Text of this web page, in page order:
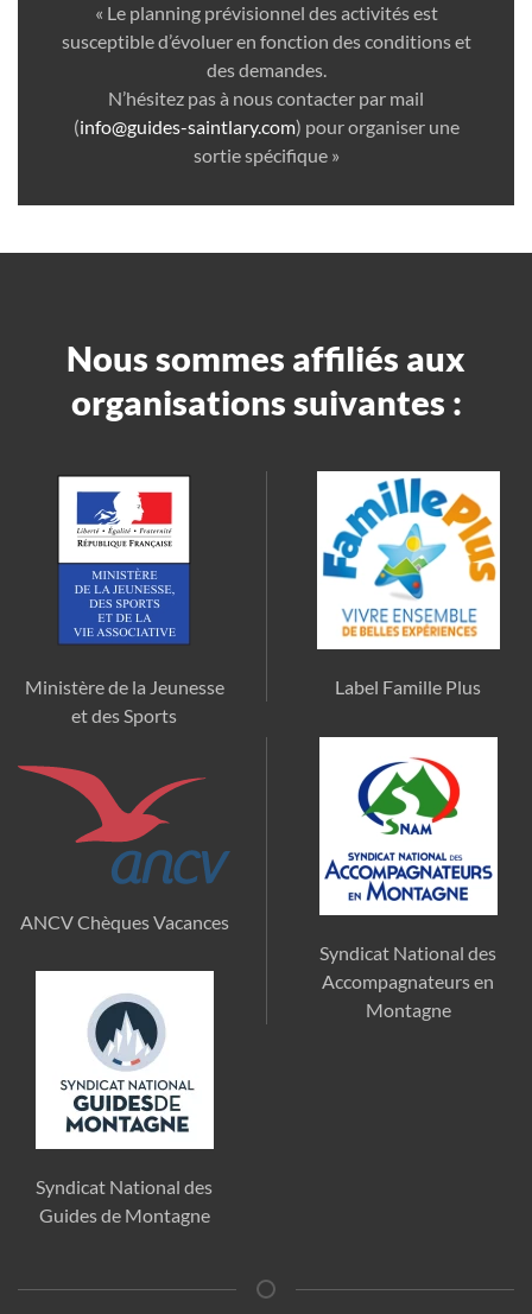
« Le planning prévisionnel des activités est
susceptible d’évoluer en fonction des conditions et
des demandes.
N’hésitez pas à nous contacter par mail
(info@guides-saintlary.com) pour organiser une
sortie spécifique »
Nous sommes affiliés aux
organisations suivantes :
Ministère de la Jeunesse
et des Sports
Label Famille Plus
ANCV Chèques Vacances
Syndicat National des
Accompagnateurs en
Montagne
Syndicat National des
Guides de Montagne